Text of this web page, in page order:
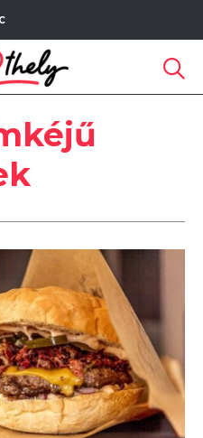
C